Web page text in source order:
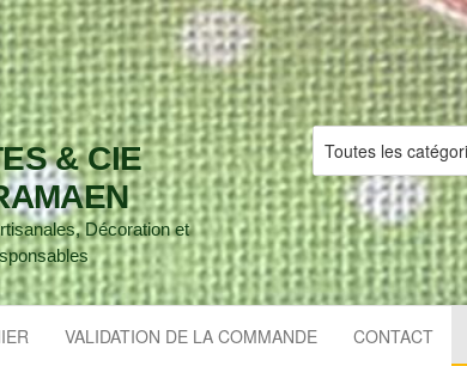
& CIE
Décoration et
VALIDATION DE LA COMMANDE CONTACT